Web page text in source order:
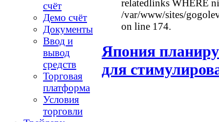
счёт
Демо счёт
Документы
Ввод и
вывод
средств
Торговая
платформа
Условия
торговли
relatedlinks WHERE
/var/www/sites/
on line 174.
Япония
для